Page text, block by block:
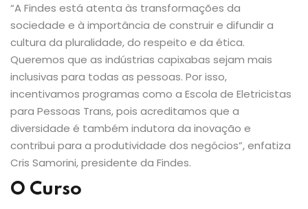
“A Findes está atenta às transformações da
sociedade e à importância de construir e difundir a
cultura da pluralidade, do respeito e da ética.
Queremos que as indústrias capixabas sejam mais
inclusivas para todas as pessoas. Por isso,
incentivamos programas como a Escola de Eletricistas
para Pessoas Trans, pois acreditamos que a
diversidade é também indutora da inovação e
contribui para a produtividade dos negócios”, enfatiza
Cris Samorini, presidente da Findes.
O Curso